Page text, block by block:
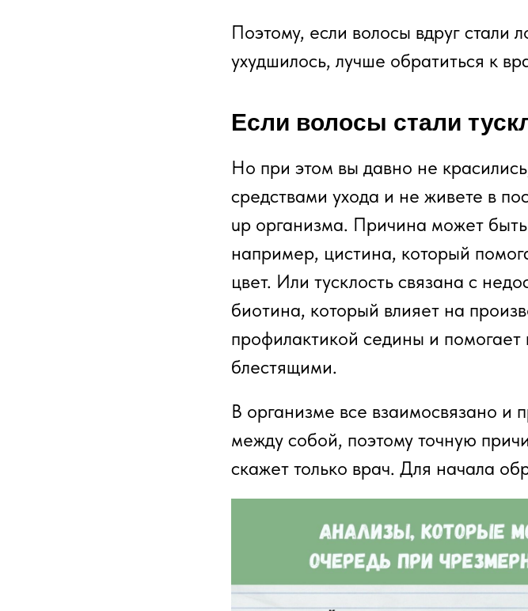
Поэтому, если волосы вдруг стали
ухудшилось, лучше обратиться к
Если волосы стали
Но при этом вы давно не
средствами ухода и не живете в
up организма. Причина может
например, цистина, который
цвет. Или тусклость связана с
биотина, который влияет на
профилактикой седины и
блестящими.
В организме все взаимосвязано и
между собой, поэтому точную
скажет только врач. Для начала